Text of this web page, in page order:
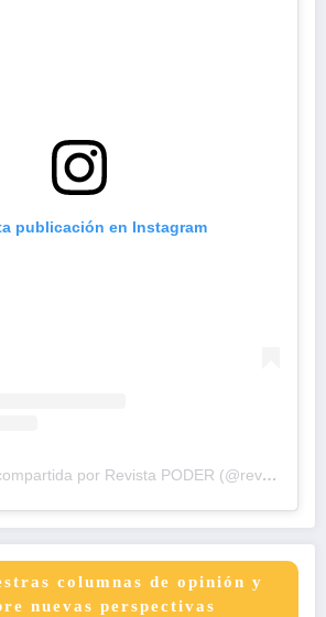
publicación en Instagram
Una publicación compartida por Revista PODER (@revistapodercol)
columnas de opinión y
nuevas perspectivas